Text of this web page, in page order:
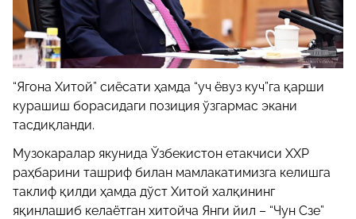
“Ягона Хитой” сиёсати ҳамда “уч ёвуз куч”га қарши
курашиш борасидаги позиция ўзгармас экани
тасдиқланди.
Музокаралар якунида Ўзбекистон етакчиси ХХР
раҳбарини ташриф билан мамлакатимизга келишга
таклиф қилди ҳамда дўст Хитой халқининг
яқинлашиб келаётган хитойча Янги йил – “Чун Сзе”